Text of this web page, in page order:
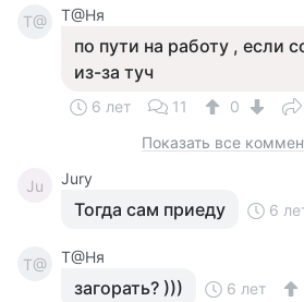
Т@ Т@Ня
по пути на работу , если
из-за туч
6 лет 11
0
Показать все
Ju Jury
Тогда сам приеду 6
Т@ Т@Ня
загорать? ))) 6 лет